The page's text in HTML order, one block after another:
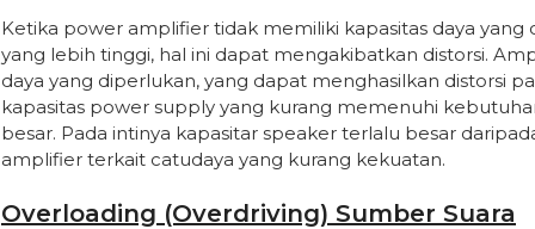
Ketika power amplifier tidak memiliki kapasitas daya
yang lebih tinggi, hal ini dapat mengakibatkan distorsi.
daya yang diperlukan, yang dapat menghasilkan distorsi
kapasitas power supply yang kurang memenuhi
besar. Pada intinya kapasitar speaker terlalu besar
amplifier terkait catudaya yang kurang kekuatan.
Overloading (Overdriving) Sumber Suara